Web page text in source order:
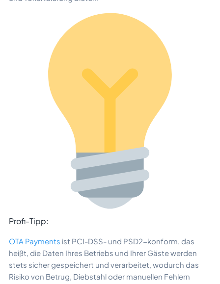
Profi-Tipp:
OTA Payments ist PCI-DSS- und PSD2-konform, das
heißt, die Daten Ihres Betriebs und Ihrer Gäste werden
stets sicher gespeichert und verarbeitet, wodurch das
Risiko von Betrug, Diebstahl oder manuellen Fehlern